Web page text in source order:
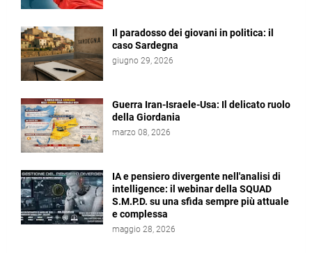
Il paradosso dei giovani in politica: il
caso Sardegna
giugno 29, 2026
Guerra Iran-Israele-Usa: Il delicato ruolo
della Giordania
marzo 08, 2026
IA e pensiero divergente nell'analisi di
intelligence: il webinar della SQUAD
S.M.P.D. su una sfida sempre più attuale
e complessa
maggio 28, 2026